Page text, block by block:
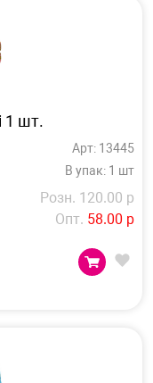
1 шт.
Арт: 13445
В упак: 1 шт
Розн. 120.00 р
Опт. 58.00 р